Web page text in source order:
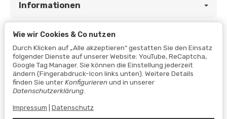
Informationen
Gesetzliche Informationen
Wie wir Cookies & Co nutzen
Durch Klicken auf „Alle akzeptieren“ gestatten Sie den Einsatz
folgender Dienste auf unserer Website: YouTube, ReCaptcha,
Google Tag Manager. Sie können die Einstellung jederzeit
ändern (Fingerabdruck-Icon links unten). Weitere Details
finden Sie unterKonfigurierenund in unserer
Datenschutzerklärung.
Impressum Datenschutz